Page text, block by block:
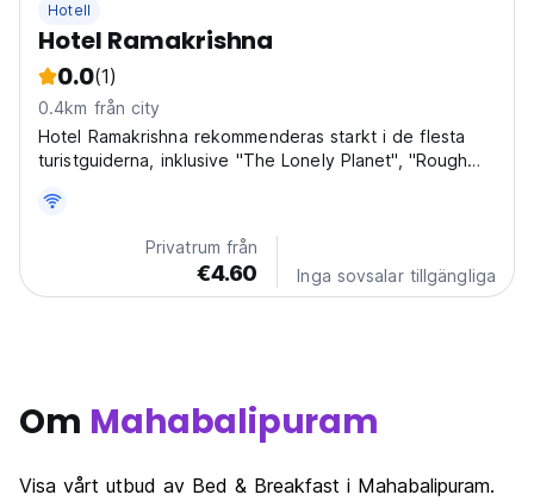
Hotell
Hotel Ramakrishna
0.0(1)
0.4km från city
Hotel Ramakrishna rekommenderas starkt i de flesta
turistguiderna, inklusive "The Lonely Planet", "Rough
Privatrum från
€4.60 Inga sovsalar tillgängliga
Om Mahabalipuram
Visa vårt utbud av Bed & Breakfast i Mahabalipuram.